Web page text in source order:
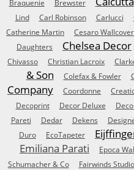
Braquenie
Brewster
Lind
Carl Robinson Carlucci
Catherine Martin
Cesaro
Daughters
Chelsea Decor
Chivasso
Christian Lacroix
& Son
Colefax & Fowler
Company
Coordonne
Decoprint
Decor Deluxe
Pareti
Dedar Dekens
Duro
EcoTapeter
Emiliana Parati Epoca
Schumacher & Co
Fairwinds Studio